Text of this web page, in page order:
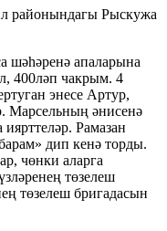
районындагы Рыскужа
шәһәренә апаларына
400ләп чакрым. 4
энесе Артур,
Марсельның әнисенә
Рамазан
дип кенә торды.
чөнки аларга
төзелеш
төзелеш бригадасын